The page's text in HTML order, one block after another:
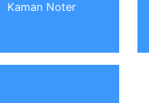
Kaman Noter